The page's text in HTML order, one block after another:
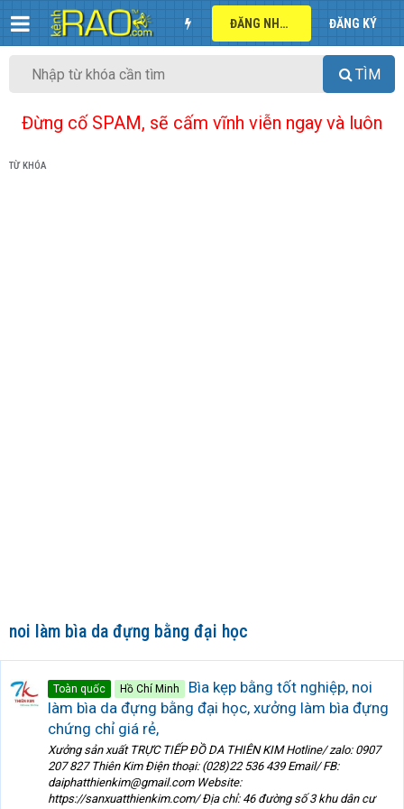
ĐĂNG NHẬP ĐĂNG KÝ
TÌM
Đừng cố SPAM, sẽ cấm vĩnh viễn ngay và luôn
TỪ KHÓA
noi làm bìa da đựng bằng đại học
Toàn quốc Hồ Chí Minh
Bìa kẹp bằng tốt nghiệp, noi
làm bìa da đựng bằng đại học, xưởng làm bìa đựng
chứng chỉ giá rẻ,
Xưởng sản xuất TRỰC TIẾP ĐỒ DA THIÊN KIM Hotline/ zalo: 0907
207 827 Thiên Kim Điện thoại: (028)22 536 439 Email/ FB:
daiphatthienkim@gmail.com Website:
https://sanxuatthienkim.com/ Địa chỉ: 46 đường số 3 khu dân cư